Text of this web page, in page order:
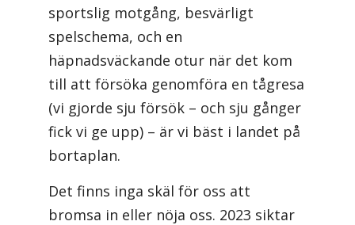
sportslig motgång, besvärligt
spelschema, och en
häpnadsväckande otur när det kom
till att försöka genomföra en tågresa
(vi gjorde sju försök – och sju gånger
fick vi ge upp) – är vi bäst i landet på
bortaplan.
Det finns inga skäl för oss att
bromsa in eller nöja oss. 2023 siktar